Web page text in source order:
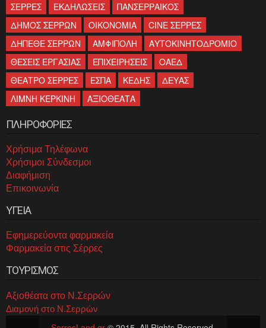
ΣΕΡΡΕΣ ΕΚΔΗΛΩΣΕΙΣ
ΠΑΝΣΕΡΡΑΙΚΟΣ
ΔΗΜΟΣ ΣΕΡΡΩΝ
ΟΙΚΟΝΟΜΙΑ
CINE ΣΕΡΡΕΣ
ΔΗΠΕΘΕ ΣΕΡΡΩΝ
ΑΜΦΙΠΟΛΗ
ΑΥΤΟΚΙΝΗΤΟΔΡΟΜΙΟ
ΘΕΣΕΙΣ ΕΡΓΑΣΙΑΣ
ΕΠΙΧΕΙΡΗΣΕΙΣ
ΟΑΕΔ
ΘΕΑΤΡΟ ΣΕΡΡΕΣ
ΕΣΠΑ ΚΕΔΗΣ
ΔΕΥΑΣ
ΛΙΜΝΗ ΚΕΡΚΙΝΗ
ΑΞΙΟΘΕΑΤΑ
ΠΛΗΡΟΦΟΡΙΕΣ
Χρήσιμα Τηλέφωνα
Χρήσιμοι Σύνδεσμοι
Διαφήμιση
Επικοινωνία
ΥΓΕΙΑ
Εφημερεύοντα φαρμακεία
Φαρμακεία στις Σέρρες
ΤΟΥΡΙΣΜΟΣ
Αξιοθέατα στο Ν.Σερρών
Διαμονή στο Ν.Σερρών